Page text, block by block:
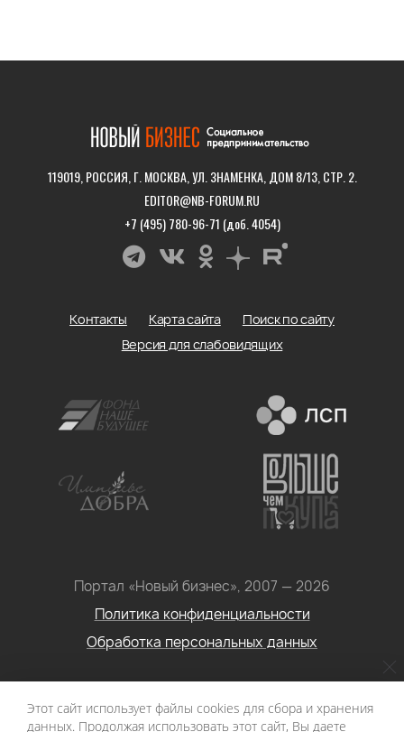
119019, РОССИЯ, Г. МОСКВА, УЛ. ЗНАМЕНКА, ДОМ 8/13, СТР. 2.
EDITOR@NB-FORUM.RU
+7 (495) 780-96-71 (доб. 4054)
Портал «Новый бизнес», 2007 — 2026
Политика конфиденциальности
Обработка персональных данных
Контакты Карта сайта
Поиск по сайту
Версия для слабовидящих
Условия использования информации с сайта: Материалы
портала «Новый бизнес. Социальное
Этот сайт использует файлы cookies для сбора и хранения
данных. Продолжая использовать этот сайт, Вы даете